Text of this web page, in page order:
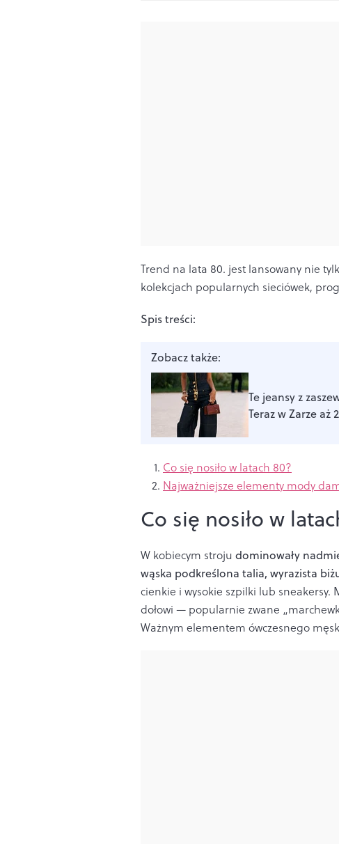
Trend na lata 80. jest lansowany nie
kolekcjach popularnych sieciówek,
Spis treści:
Zobacz także:
Te jeansy z
Teraz w Zarze aż
Co się nosiło w latach 80?
Najważniejsze elementy mody
Co się nosiło w
W kobiecym stroju dominowały
wąska podkreślona talia, wyrazista
cienkie i wysokie szpilki lub sneakersy.
dołowi — popularnie zwane
Ważnym elementem ówczesnego